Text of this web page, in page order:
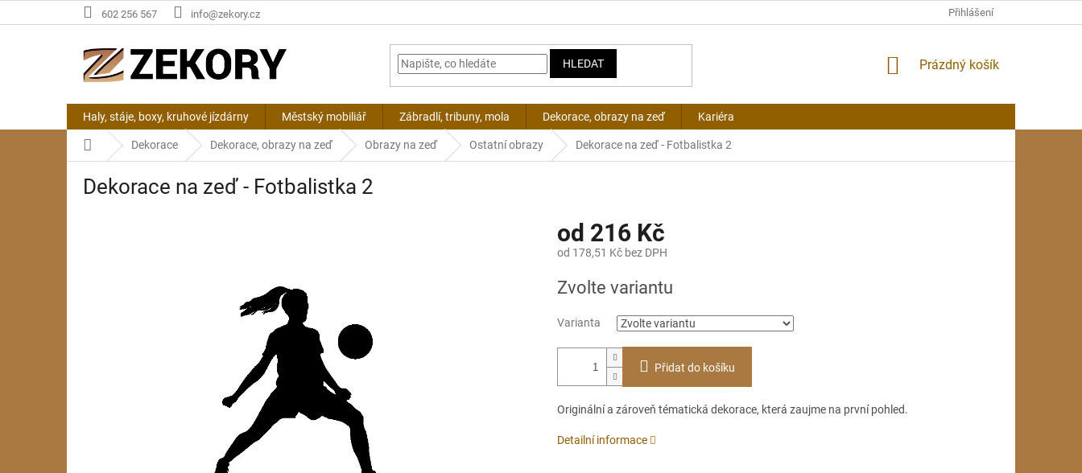
na
602 256 567 info@zekory.cz Přihlášení
HLEDAT
NÁKUPNÍ
Prázdný košík
Haly, stáje, boxy, kruhové jízdárny Městský mobiliář Zábradlí, tribuny, mola Dekorace, obrazy na zeď Kariéra
Domů Dekorace Dekorace, obrazy na zeď Obrazy na zeď Ostatní obrazy Dekorace na zeď - Fotbalistka 2
Dekorace na zeď - Fotbalistka 2
od 216 Kč
od 178,51 Kč bez DPH
cena:
Zvolte variantu
Varianta
Přidat do košíku
Originální a zároveň tématická dekorace, která zaujme na první pohled.
Detailní informace